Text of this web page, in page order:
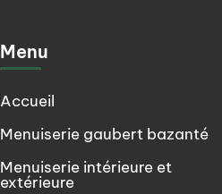
Menu
Accueil
Menuiserie gaubert bazanté
Menuiserie intérieure et
extérieure